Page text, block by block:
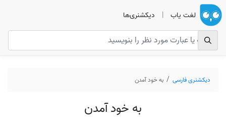
لغت یاب | دیکشنری‌ها
دیکشنری فارسی به خود آمدن
به خود آمدن